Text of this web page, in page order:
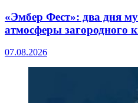
«Эмбер Фест»: два дня
атмосферы загородного
07.08.2026